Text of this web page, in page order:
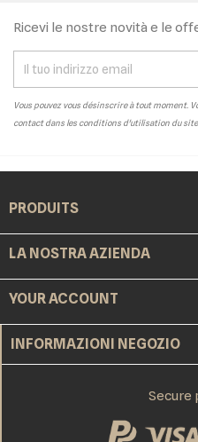
Ricevi le nostre novità e le
Vous pouvez vous désinscrire à tout moment.
contact dans les conditions d'utilisation du site.
PRODUITS
LA NOSTRA AZIENDA
YOUR ACCOUNT
INFORMAZIONI NEGOZIO
Secure